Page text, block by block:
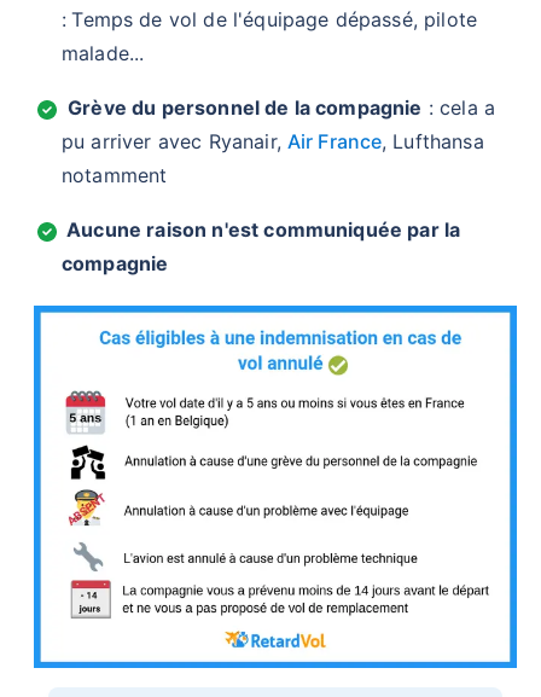
: Temps de vol de l'équipage dépassé, pilote
malade...
Grève du personnel de la compagnie : cela a
pu arriver avec Ryanair,Air France, Lufthansa
notamment
Aucune raison n'est communiquée par la
compagnie